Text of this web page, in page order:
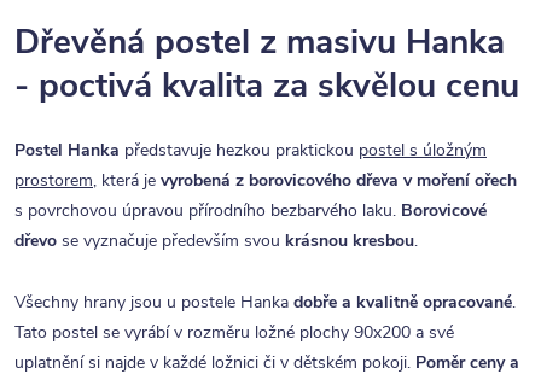
Dřevěná postel z masivu Hanka
- poctivá kvalita za skvělou cenu
Postel Hanka představuje hezkou praktickou postel s úložným
prostorem, která je vyrobená z borovicového dřeva v moření ořech
s povrchovou úpravou přírodního bezbarvého laku. Borovicové
dřevo se vyznačuje především svou krásnou kresbou.
Všechny hrany jsou u postele Hanka dobře a kvalitně opracované.
Tato postel se vyrábí v rozměru ložné plochy 90x200 a své
uplatnění si najde v každé ložnici či v dětském pokoji. Poměr ceny a